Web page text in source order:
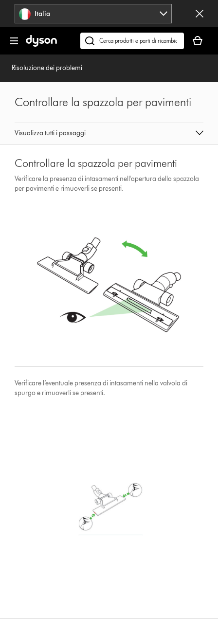
navigazione Italia
Cerca
su
carrello
è
Risoluzione dei problemi
Visualizza tutti i passaggi
Controllare la spazzola per pavimenti
Controllare la spazzola per pavimenti
Verificare la presenza di intasamenti nell'apertura della spazzola
per pavimenti e rimuoverli se presenti.
Verificare l’eventuale presenza di intasamenti nella valvola di
spurgo e rimuoverli se presenti.